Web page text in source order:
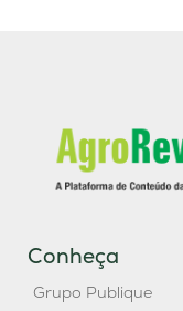
Conheça
Grupo Publique